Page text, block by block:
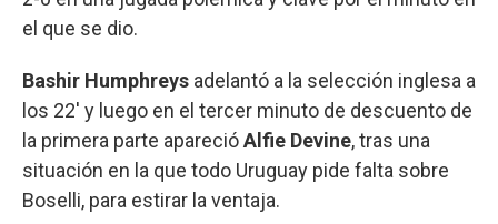
el que se dio.
Bashir Humphreys adelantó a la selección inglesa a
los 22' y luego en el tercer minuto de descuento de
la primera parte aparecióAlfie Devine, tras una
situación en la que todo Uruguay pide falta sobre
Boselli, para estirar la ventaja.